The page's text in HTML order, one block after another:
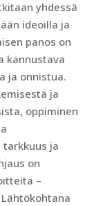
yhdessä
ideoilla ja
panos on
kannustava
ja onnistua.
ja
oppiminen
tarkkuus ja
on
–